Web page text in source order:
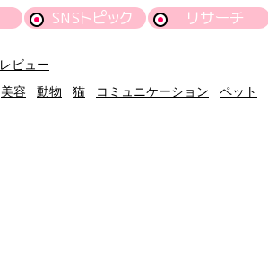
SNSトピック リサーチ
レビュー
美容 動物 猫 コミュニケーション ペット